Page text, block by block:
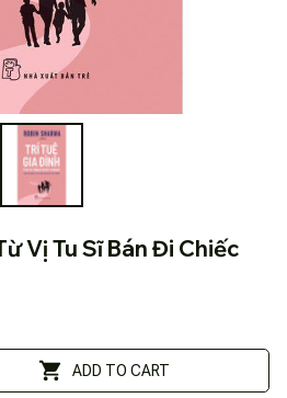
Vị Tu Sĩ Bán Đi Chiếc
ADD TO CART